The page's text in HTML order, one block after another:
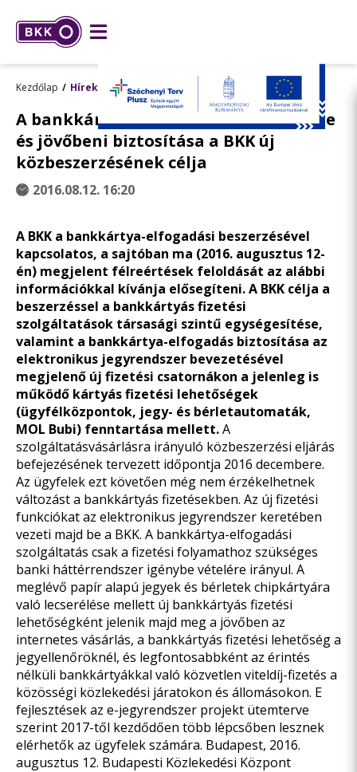
Kezdőlap Hírek
A bankkártya-elfogadás egységesítése
és jövőbeni biztosítása a BKK új
közbeszerzésének célja
2016.08.12. 16:20
A BKK a bankkártya-elfogadási beszerzésével
kapcsolatos, a sajtóban ma (2016. augusztus 12-
én) megjelent félreértések feloldását az alábbi
információkkal kívánja elősegíteni. A BKK célja a
beszerzéssel a bankkártyás fizetési
szolgáltatások társasági szintű egységesítése,
valamint a bankkártya-elfogadás biztosítása az
elektronikus jegyrendszer bevezetésével
megjelenő új fizetési csatornákon a jelenleg is
működő kártyás fizetési lehetőségek
(ügyfélközpontok, jegy- és bérletautomaták,
MOL Bubi) fenntartása mellett.A
szolgáltatásvásárlásra irányuló közbeszerzési eljárás
befejezésének tervezett időpontja 2016 decembere.
Az ügyfelek ezt követően még nem érzékelhetnek
változást a bankkártyás fizetésekben. Az új fizetési
funkciókat az elektronikus jegyrendszer keretében
vezeti majd be a BKK. A bankkártya-elfogadási
szolgáltatás csak a fizetési folyamathoz szükséges
banki háttérrendszer igénybe vételére irányul. A
meglévő papír alapú jegyek és bérletek chipkártyára
való lecserélése mellett új bankkártyás fizetési
lehetőségként jelenik majd meg a jövőben az
internetes vásárlás, a bankkártyás fizetési lehetőség a
jegyellenőröknél, és legfontosabbként az érintés
nélküli bankkártyákkal való közvetlen viteldíj-fizetés a
közösségi közlekedési járatokon és állomásokon. E
fejlesztések az e-jegyrendszer projekt ütemterve
szerint 2017-től kezdődően több lépcsőben lesznek
elérhetők az ügyfelek számára. Budapest, 2016.
augusztus 12. Budapesti Közlekedési Központ